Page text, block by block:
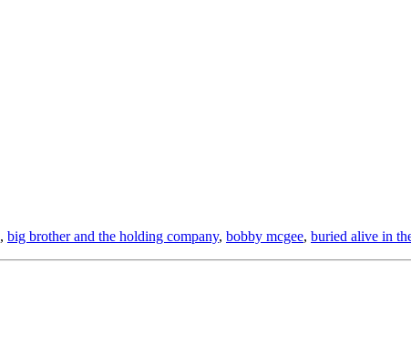
, big brother and the holding company, bobby mcgee, buried alive in